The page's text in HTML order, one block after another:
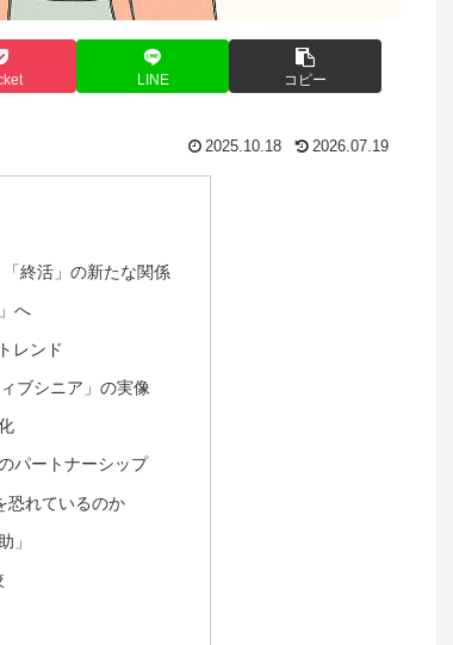
LINE コピー
2025.10.18 2026.07.19
終活」の新たな関係
へ
レンド
ブシニア」の実像
パートナーシップ
恐れているのか
」